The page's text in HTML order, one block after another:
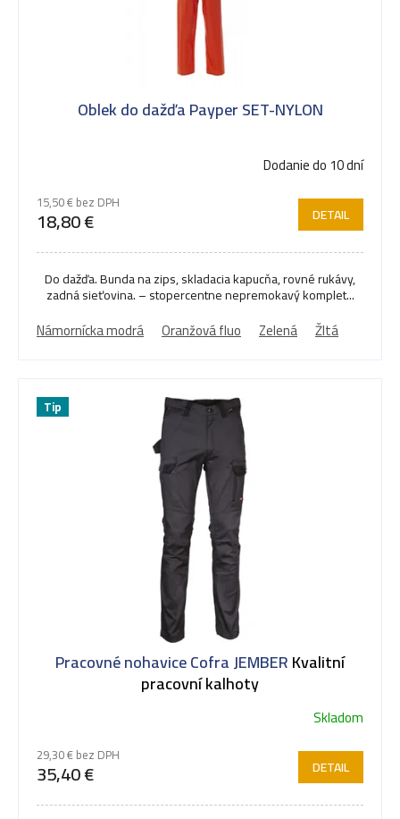
Oblek do dažďa Payper SET-NYLON
Dodanie do 10 dní
15,50 € bez DPH
18,80 € DETAIL
Do dažďa. Bunda na zips, skladacia kapucňa, rovné rukávy,
zadná sieťovina. – stopercentne nepremokavý komplet...
Námornícka modrá Oranžová fluo Zelená Žltá
Tip
Pracovné nohavice Cofra JEMBERKvalitní
pracovní kalhoty
Skladom
29,30 € bez DPH
35,40 € DETAIL